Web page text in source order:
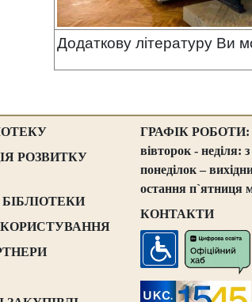
Додаткову літературу Ви
РОЗВИТКУ
ГРАФІК РОБОТИ:
вівторок - неділя:
понеділок –
остання п`ятниця
КОНТАКТИ